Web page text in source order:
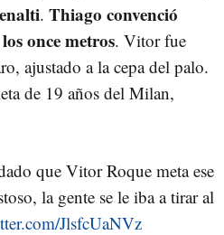
. Thiago convenció
once metros. Vitor fue
ajustado a la cepa del palo.
de 19 años del Milan,
que Vitor Roque meta ese
la gente se le iba a tirar al
JlsfcUaNVz